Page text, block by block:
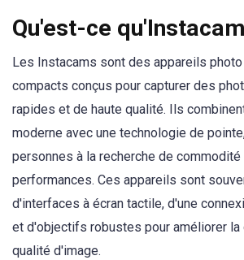
Qu'est-ce
Les Instacams sont des appareils
compacts conçus pour capturer des
rapides et de haute qualité. Ils
moderne avec une technologie de
personnes à la recherche de commodité
performances. Ces appareils sont
d'interfaces à écran tactile, d'une
et d'objectifs robustes pour améliorer
qualité d'image.